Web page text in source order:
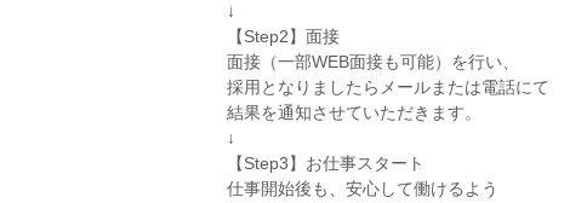
↓
【Step2】面接
面接（一部WEB面接も可能）を行い、
採用となりましたらメールまたは電話にて
結果を通知させていただきます。
↓
【Step3】お仕事スタート
仕事開始後も、安心して働けるよう